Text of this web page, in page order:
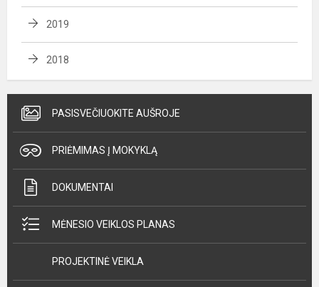
2019
2018
PASISVEČIUOKITE AUŠROJE
PRIĖMIMAS Į MOKYKLĄ
DOKUMENTAI
MĖNESIO VEIKLOS PLANAS
PROJEKTINĖ VEIKLA